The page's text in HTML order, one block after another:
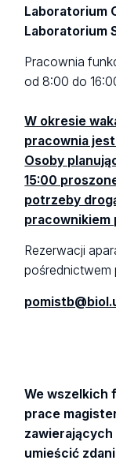
Laboratorium
Laboratorium
Pracownia
od 8:00 do
W okresie
pracownia
Osoby
15:00
potrzeby
pracownikiem
Rezerwacji
pośrednictwem
We wszelkich
prace
zawierających
umieścić